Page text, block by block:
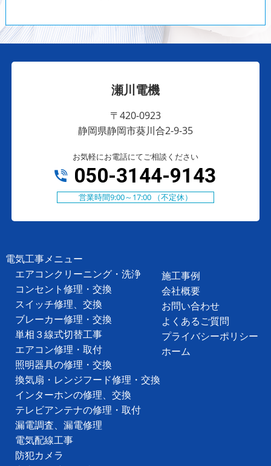
瀬川電機
〒420-0923
静岡県静岡市葵川合2-9-35
お気軽にお電話にてご相談ください
050-3144-9143
営業時間9:00～17:00 （不定休）
電気工事メニュー
エアコンクリーニング・洗浄
コンセント修理・交換
スイッチ修理、交換
ブレーカー修理・交換
単相３線式切替工事
エアコン修理・取付
照明器具の修理・交換
換気扇・レンジフード修理・交換
インターホンの修理、交換
テレビアンテナの修理・取付
漏電調査、漏電修理
電気配線工事
防犯カメラ
施工事例
会社概要
お問い合わせ
よくあるご質問
プライバシーポリシー
ホーム